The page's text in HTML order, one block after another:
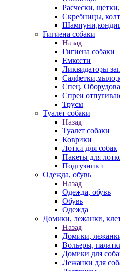
Расчески,
Скребницы,
Гигиена собаки
Назад
Гигиена собаки
Емкости
Ликвидаторы
Спец.
Спреи
Трусы
Туалет собаки
Назад
Туалет собаки
Коврики
Лотки для собак
Пакеты для
Подгузники
Одежда, обувь
Назад
Одежда, обувь
Обувь
Одежда
Домики, лежанки,
Назад
Домики,
Вольеры,
Домики для
Лежанки для